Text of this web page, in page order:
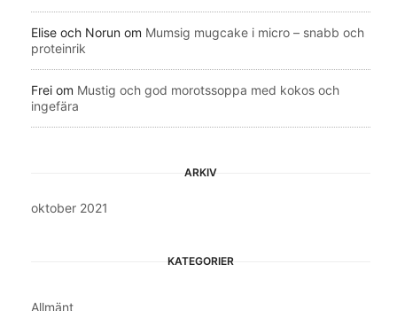
Elise och Norun om Mumsig mugcake i micro – snabb och
proteinrik
Frei om Mustig och god morotssoppa med kokos och
ingefära
ARKIV
oktober 2021
KATEGORIER
Allmänt